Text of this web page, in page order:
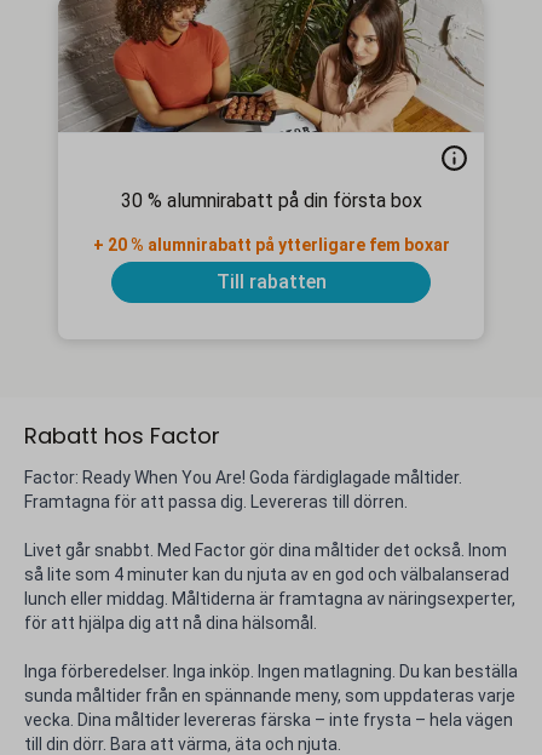
30 % alumnirabatt på din första box
+ 20 % alumnirabatt på ytterligare fem boxar
Till rabatten
Rabatt hos Factor
Factor: Ready When You Are! Goda färdiglagade måltider.
Framtagna för att passa dig. Levereras till dörren.
Livet går snabbt. Med Factor gör dina måltider det också. Inom
så lite som 4 minuter kan du njuta av en god och välbalanserad
lunch eller middag. Måltiderna är framtagna av näringsexperter,
för att hjälpa dig att nå dina hälsomål.
Inga förberedelser. Inga inköp. Ingen matlagning. Du kan beställa
sunda måltider från en spännande meny, som uppdateras varje
vecka. Dina måltider levereras färska – inte frysta – hela vägen
till din dörr. Bara att värma, äta och njuta.